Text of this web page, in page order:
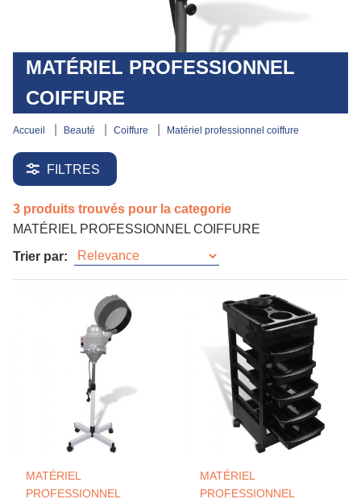
MATÉRIEL PROFESSIONNEL
COIFFURE
accueil beauté coiffure matériel professionnel coiffure
FILTRES
3 produits trouvés pour la categorie
MATÉRIEL PROFESSIONNEL COIFFURE
Trier par:
MATÉRIEL
PROFESSIONNEL
MATÉRIEL
PROFESSIONNEL